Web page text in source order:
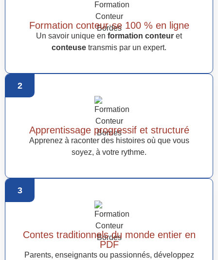
Formation conteur·se 100 % en ligne
Un savoir unique en formation conteur et
conteuse transmis par un expert.
2
Apprentissage progressif et structuré
Apprenez à raconter des histoires où que vous
soyez, à votre rythme.
3
Contes traditionnels du monde entier en
PDF
Parents, enseignants ou passionnés, développez